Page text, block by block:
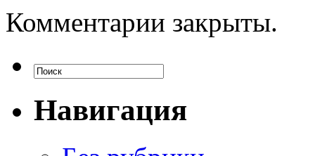
Комментарии закрыты.
Навигация